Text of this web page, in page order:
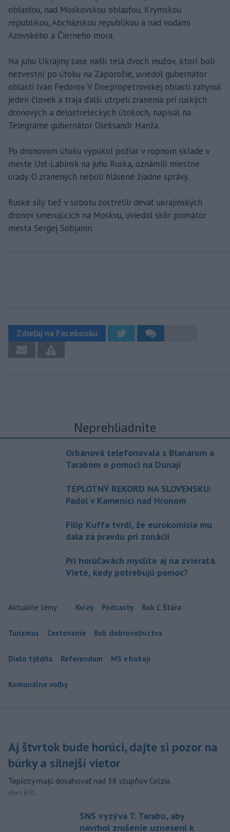
oblasťou, nad Moskovskou oblasťou, Krymskou
republikou, Abcházskou republikou a nad vodami
Azovského a Čierneho mora.
Na juhu Ukrajiny zase našli telá dvoch mužov, ktorí boli
nezvestní po útoku na Záporožie, uviedol gubernátor
oblasti Ivan Fedorov. V Dnepropetrovskej oblasti zahynul
jeden človek a traja ďalší utrpeli zranenia pri ruských
dronových a delostreleckých útokoch, napísal na
Telegrame gubernátor Oleksandr Hanža.
Po dronovom útoku vypukol požiar v ropnom sklade v
meste Usť-Labinsk na juhu Ruska, oznámili miestne
úrady. O zranených neboli hlásené žiadne správy.
Ruské sily tiež v sobotu zostrelili deväť ukrajinských
dronov smerujúcich na Moskvu, uviedol skôr primátor
mesta Sergej Sobjanin.
Zdieľaj na Facebooku
Neprehliadnite
Orbánová telefonovala s Blanárom a
Tarabom o pomoci na Dunaji
TEPLOTNÝ REKORD NA SLOVENSKU:
Padol v Kamenici nad Hronom
Filip Kuffa tvrdí, že eurokomisia mu
dala za pravdu pri zonácii
Pri horúčavách myslite aj na zvieratá.
Viete, kedy potrebujú pomoc?
Aktuálne témy: Kvízy Podcasty Rok Ľ.Štúra
Turizmus Cestovanie Rok dobrovoľníctva
Dielo týždňa Referendum MS v hokeji
Komunálne voľby
Aj štvrtok bude horúci, dajte si pozor na
búrky a silnejší vietor
Teploty majú dosahovať nad 38 stupňov Celzia.
dnes 8:31
SNS vyzýva T. Tarabu, aby
navrhol zrušenie uznesení k